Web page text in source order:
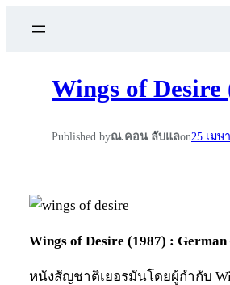
Wings of Desire
Published byณ.คอน ลับแลon25 เมษ
Wings of Desire (1987) :
หนังสัญชาติเยอรมันโดยผู้กำกับ